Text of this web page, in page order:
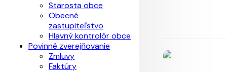
Starosta obce
Obecné
zastupiteľstvo
Hlavný kontrolór obce
Povinné zverejňovanie
Zmluvy
Faktúry